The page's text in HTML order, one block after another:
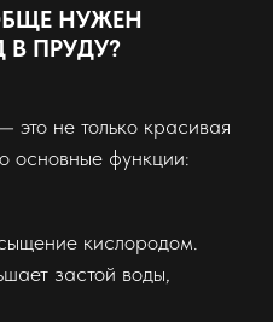
НУЖЕН
ПРУДУ?
— это не только красивая
основные функции:
кислородом.
застой воды,